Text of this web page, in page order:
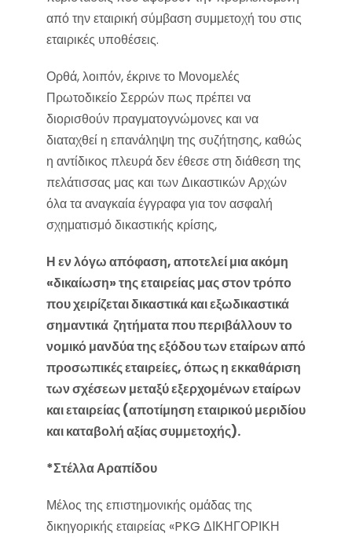
από την εταιρική σύμβαση συμμετοχή του στις
εταιρικές υποθέσεις.
Ορθά, λοιπόν, έκρινε το Μονομελές
Πρωτοδικείο Σερρών πως πρέπει να
διορισθούν πραγματογνώμονες και να
διαταχθεί η επανάληψη της συζήτησης, καθώς
η αντίδικος πλευρά δεν έθεσε στη διάθεση της
πελάτισσας μας και των Δικαστικών Αρχών
όλα τα αναγκαία έγγραφα για τον ασφαλή
σχηματισμό δικαστικής κρίσης,
Η εν λόγω απόφαση, αποτελεί μια ακόμη
«δικαίωση» της εταιρείας μας στον τρόπο
που χειρίζεται δικαστικά και εξωδικαστικά
σημαντικά ζητήματα που περιβάλλουν το
νομικό μανδύα της εξόδου των εταίρων από
προσωπικές εταιρείες, όπως η εκκαθάριση
των σχέσεων μεταξύ εξερχομένων εταίρων
και εταιρείας (αποτίμηση εταιρικού μεριδίου
και καταβολή αξίας συμμετοχής).
*Στέλλα Αραπίδου
Μέλος της επιστημονικής ομάδας της
δικηγορικής εταιρείας «PKG ΔΙΚΗΓΟΡΙΚΗ